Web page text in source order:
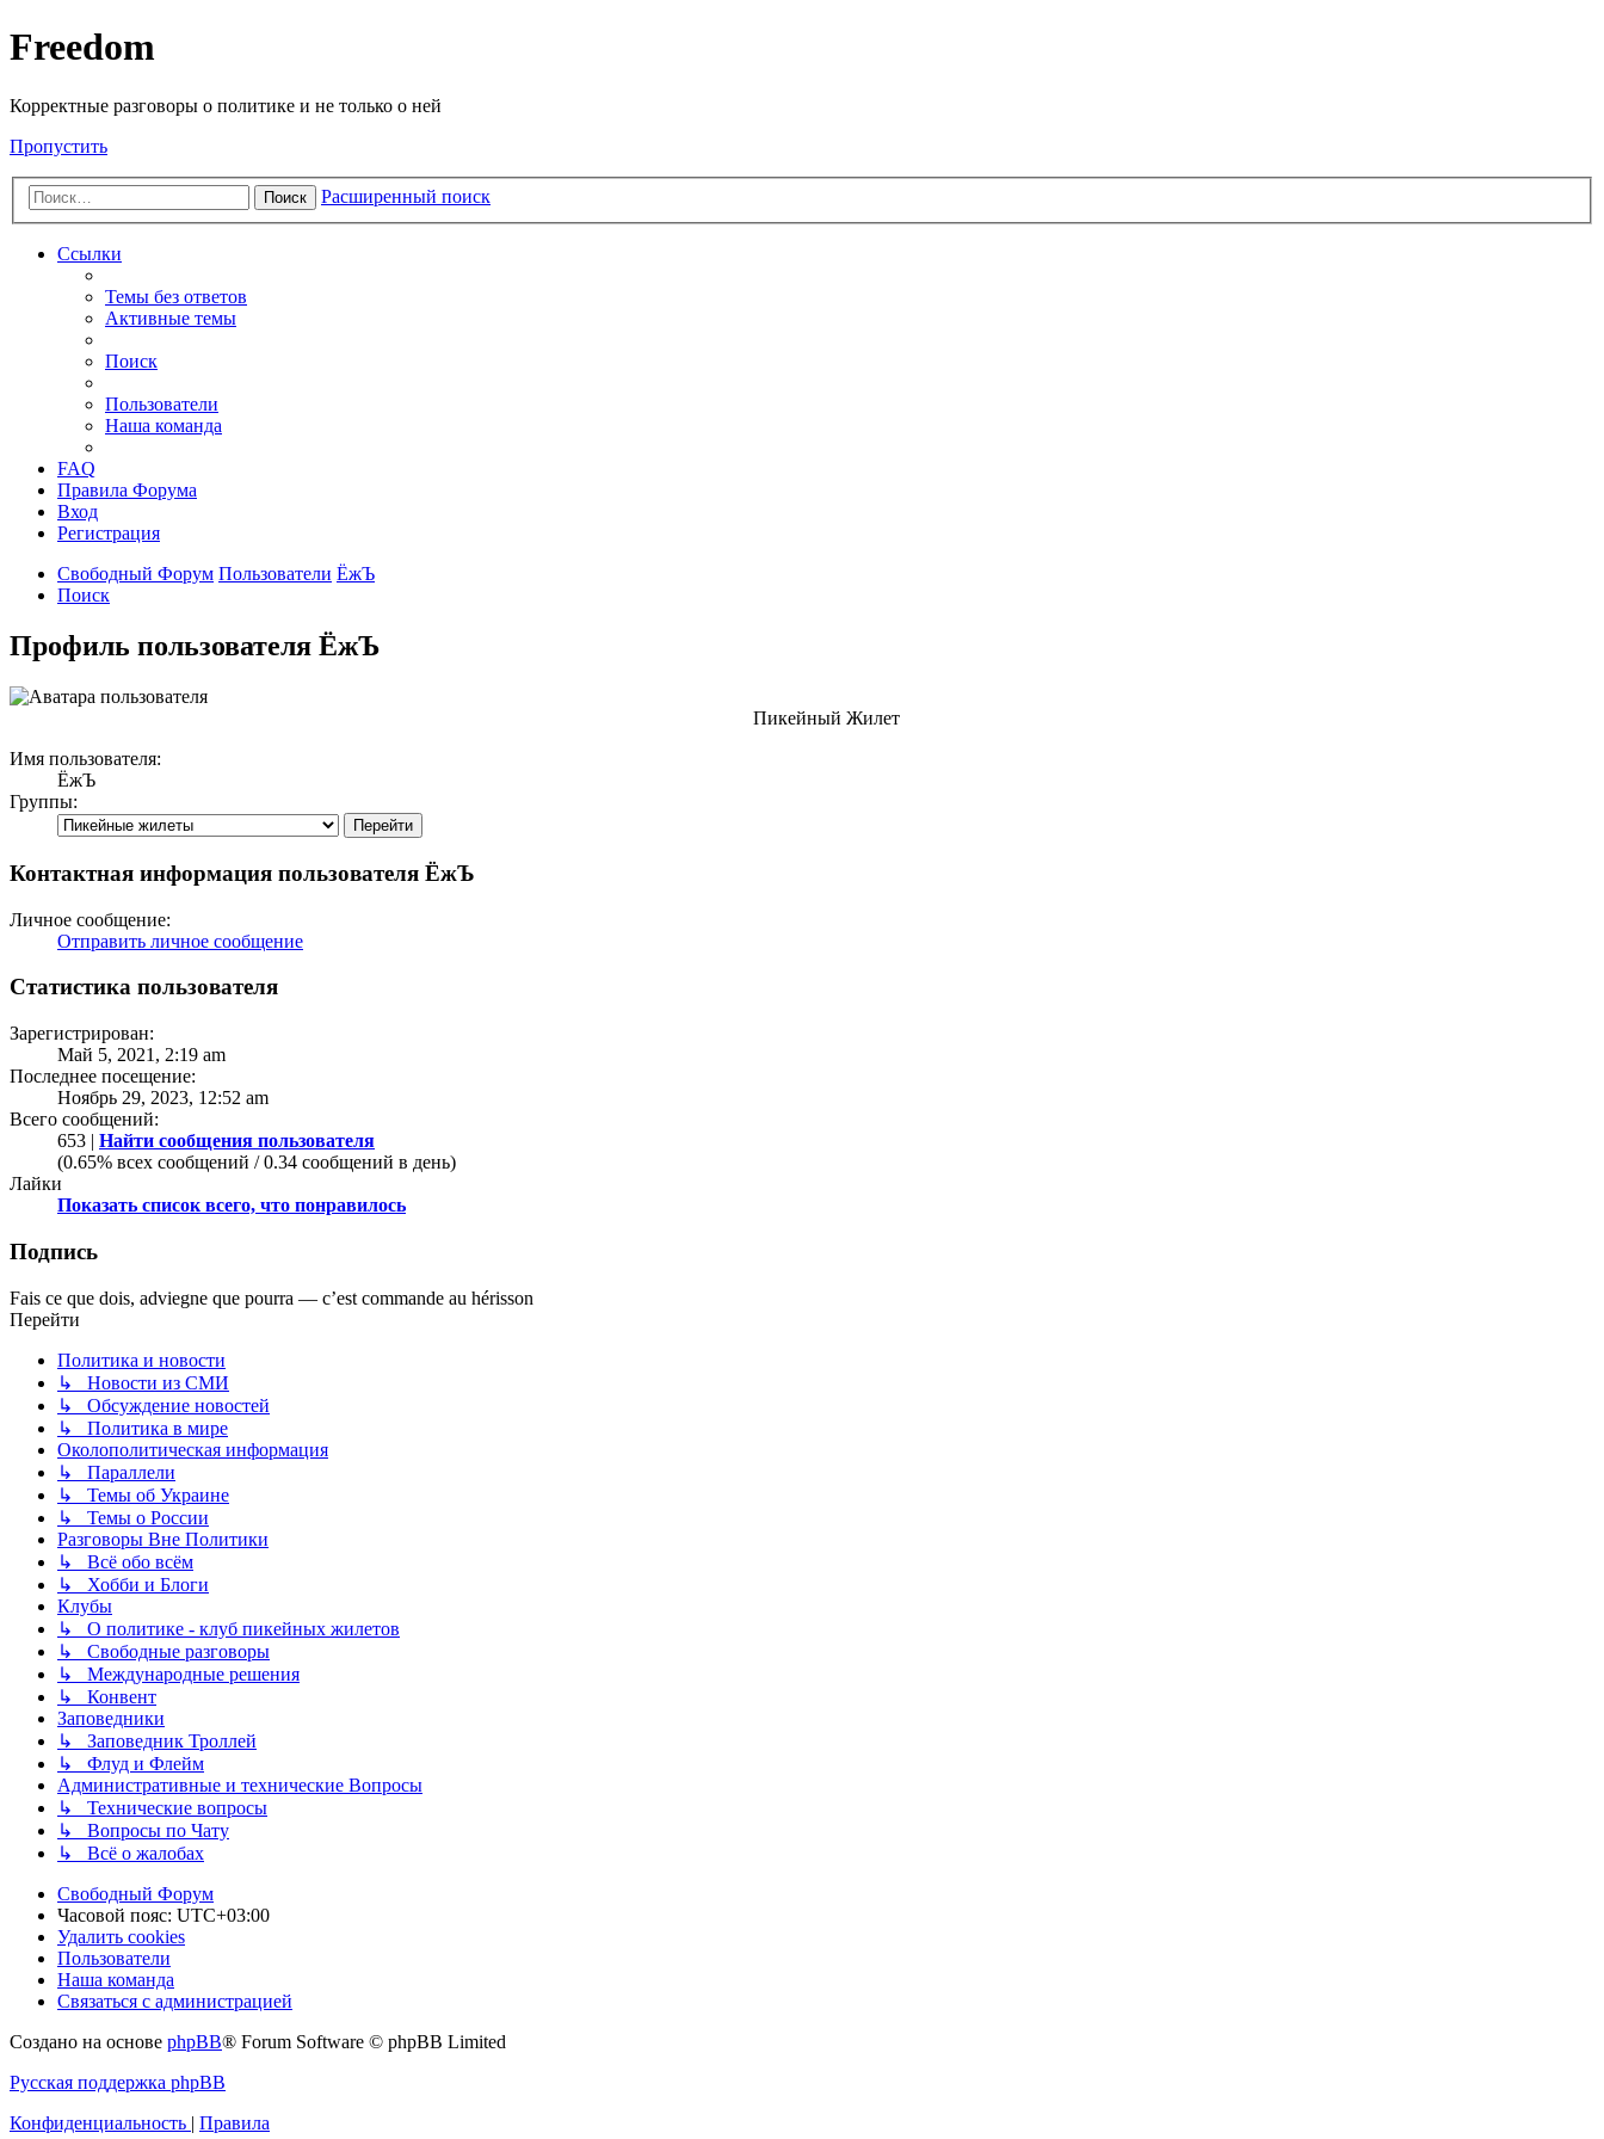
Freedom
Корректные разговоры о политике и не только о ней
Пропустить
Поиск Расширенный поиск
Ссылки
Темы без ответов
Активные темы
Поиск
Пользователи
Наша команда
FAQ
Правила Форума
Вход
Регистрация
Свободный Форум Пользователи ЁжЪ
Поиск
Профиль пользователя ЁжЪ
Пикейный Жилет
Имя пользователя:
ЁжЪ
Группы:
Контактная информация пользователя ЁжЪ
Личное сообщение:
Отправить личное сообщение
Статистика пользователя
Зарегистрирован:
Май 5, 2021, 2:19 am
Последнее посещение:
Ноябрь 29, 2023, 12:52 am
Всего сообщений:
653 | Найти сообщения пользователя
(0.65% всех сообщений / 0.34 сообщений в день)
Лайки
Показать список всего, что понравилось
Подпись
Fais ce que dois, adviegne que pourra — c’est commande au hérisson
Перейти
Политика и новости
↳ Новости из СМИ
↳ Обсуждение новостей
↳ Политика в мире
Околополитическая информация
↳ Параллели
↳ Темы об Украине
↳ Темы о России
Разговоры Вне Политики
↳ Всё обо всём
↳ Хобби и Блоги
Клубы
↳ О политике - клуб пикейных жилетов
↳ Свободные разговоры
↳ Международные решения
↳ Конвент
Заповедники
↳ Заповедник Троллей
↳ Флуд и Флейм
Административные и технические Вопросы
↳ Технические вопросы
↳ Вопросы по Чату
↳ Всё о жалобах
Свободный Форум
Часовой пояс: UTC+03:00
Удалить cookies
Пользователи
Наша команда
Связаться с администрацией
Создано на основе phpBB® Forum Software © phpBB Limited
Русская поддержка phpBB
Конфиденциальность | Правила